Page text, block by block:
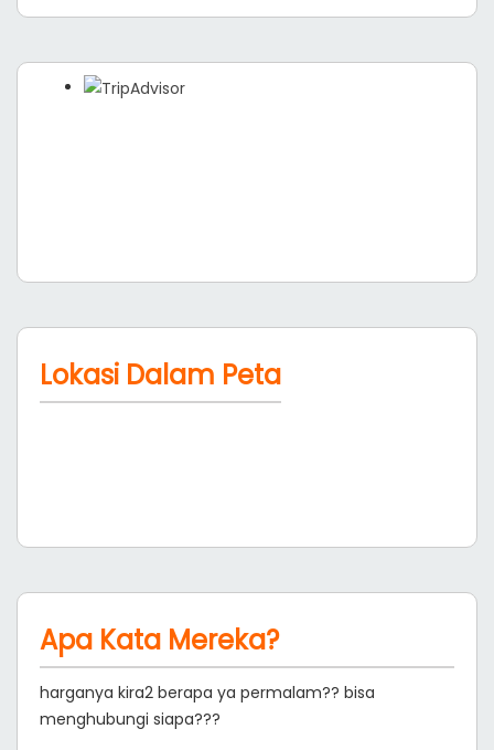
Lokasi Dalam Peta
Apa Kata Mereka?
harganya kira2 berapa ya permalam?? bisa
menghubungi siapa???